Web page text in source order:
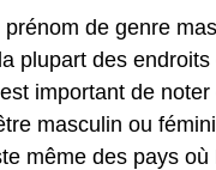
de genre
plupart des
important de
masculin ou
même des pays où